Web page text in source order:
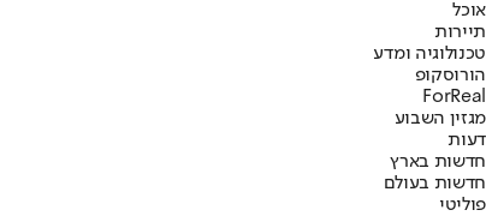
אוכל
תיירות
טכנולוגיה ומדע
הורוסקופ
ForReal
מגזין השבוע
דעות
חדשות בארץ
חדשות בעולם
פוליטי